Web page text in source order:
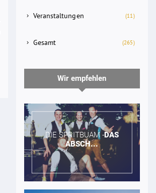
Veranstaltungen (11)
Gesamt (265)
Wir empfehlen
DIE SPRITBUAM -​DAS
ABSCH...